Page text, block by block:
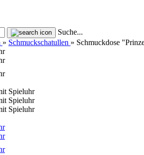
Suche...
» Schmuckschatullen » Schmuckdose